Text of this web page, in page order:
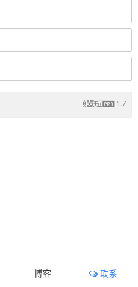
1.7
博客 联系